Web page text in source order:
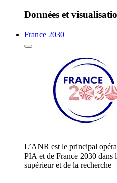
Données et
France 2030
L’ANR est le principal
PIA et de France 2030 dans
supérieur et de la recherche